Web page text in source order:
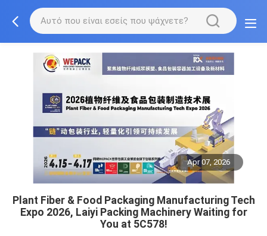
Apr 07, 2026
Plant Fiber & Food Packaging Manufacturing Tech
Expo 2026, Laiyi Packing Machinery Waiting for
You at 5C578!